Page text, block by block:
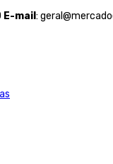
E-mail :